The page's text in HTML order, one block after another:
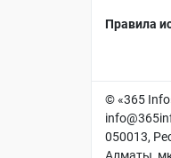
Правила
© «365
050013,